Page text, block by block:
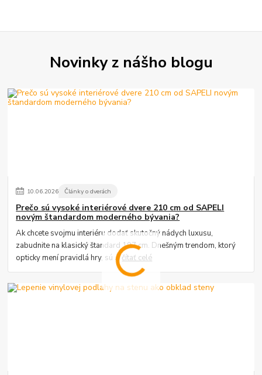
Novinky z nášho blogu
10.06.2026 Články o dverách
Prečo sú vysoké interiérové dvere 210 cm od SAPELI
novým štandardom moderného bývania?
Ak chcete svojmu interiéru dodať skutočný nádych luxusu,
zabudnite na klasický štandard 197 cm. Dnešným trendom, ktorý
opticky mení pravidlá hry, sú ...čítať celé